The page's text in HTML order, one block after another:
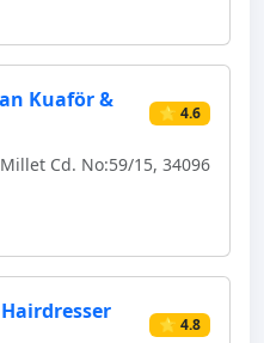
Kuaför &
⭐ 4.6
Cd. No:59/15, 34096
⭐ 4.8